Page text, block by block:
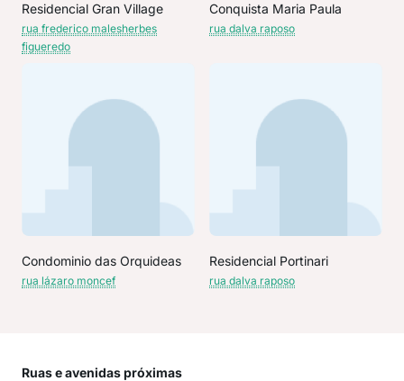
Residencial Gran Village
rua frederico malesherbes
figueredo
Conquista Maria Paula
rua dalva raposo
Condominio das Orquideas
rua lázaro moncef
Residencial Portinari
rua dalva raposo
Ruas e avenidas próximas